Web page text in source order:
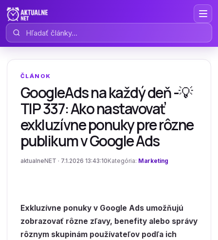
Hľadať články
ČLÁNOK
GoogleAds na každý deň -💡
TIP 337: Ako nastavovať
exkluzívne ponuky pre rôzne
publikum v Google Ads
aktualneNET · 7.1.2026 13:43:10 Kategória: Marketing
Exkluzívne ponuky v Google Ads umožňujú
zobrazovať rôzne zľavy, benefity alebo správy
rôznym skupinám používateľov podľa ich